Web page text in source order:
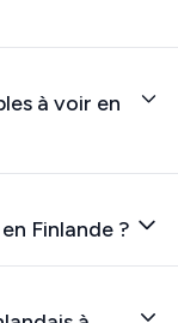
à voir en
Finlande ?